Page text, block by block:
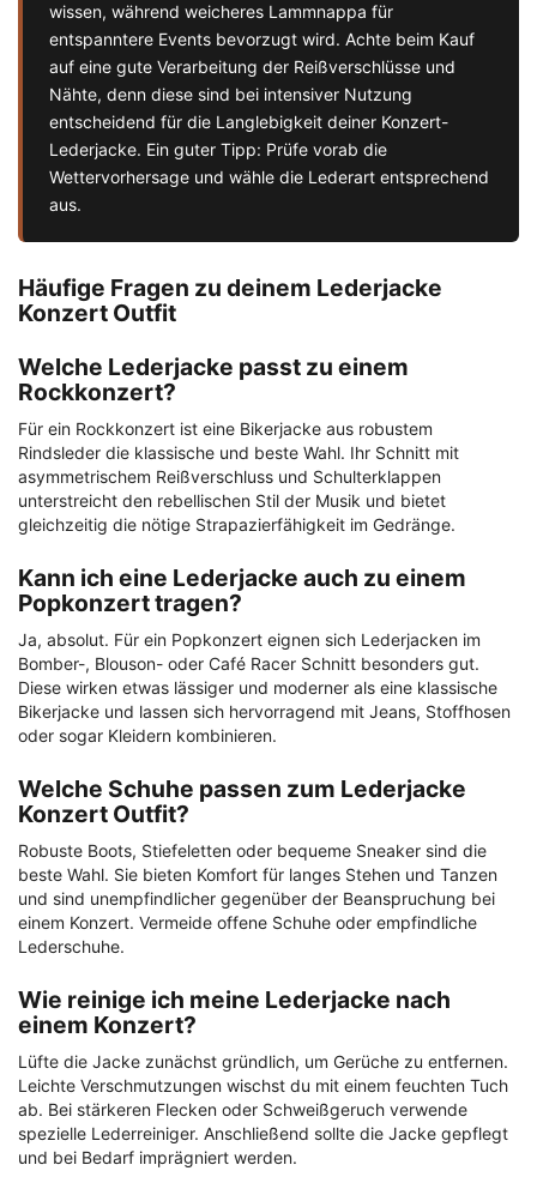
wissen, während weicheres Lammnappa für
entspanntere Events bevorzugt wird. Achte beim Kauf
auf eine gute Verarbeitung der Reißverschlüsse und
Nähte, denn diese sind bei intensiver Nutzung
entscheidend für die Langlebigkeit deiner Konzert-
Lederjacke. Ein guter Tipp: Prüfe vorab die
Wettervorhersage und wähle die Lederart entsprechend
aus.
Häufige Fragen zu deinem Lederjacke
Konzert Outfit
Welche Lederjacke passt zu einem
Rockkonzert?
Für ein Rockkonzert ist eine Bikerjacke aus robustem
Rindsleder die klassische und beste Wahl. Ihr Schnitt mit
asymmetrischem Reißverschluss und Schulterklappen
unterstreicht den rebellischen Stil der Musik und bietet
gleichzeitig die nötige Strapazierfähigkeit im Gedränge.
Kann ich eine Lederjacke auch zu einem
Popkonzert tragen?
Ja, absolut. Für ein Popkonzert eignen sich Lederjacken im
Bomber-, Blouson- oder Café Racer Schnitt besonders gut.
Diese wirken etwas lässiger und moderner als eine klassische
Bikerjacke und lassen sich hervorragend mit Jeans, Stoffhosen
oder sogar Kleidern kombinieren.
Welche Schuhe passen zum Lederjacke
Konzert Outfit?
Robuste Boots, Stiefeletten oder bequeme Sneaker sind die
beste Wahl. Sie bieten Komfort für langes Stehen und Tanzen
und sind unempfindlicher gegenüber der Beanspruchung bei
einem Konzert. Vermeide offene Schuhe oder empfindliche
Lederschuhe.
Wie reinige ich meine Lederjacke nach
einem Konzert?
Lüfte die Jacke zunächst gründlich, um Gerüche zu entfernen.
Leichte Verschmutzungen wischst du mit einem feuchten Tuch
ab. Bei stärkeren Flecken oder Schweißgeruch verwende
spezielle Lederreiniger. Anschließend sollte die Jacke gepflegt
und bei Bedarf imprägniert werden.